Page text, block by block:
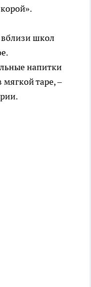
школ
напитки
таре, –